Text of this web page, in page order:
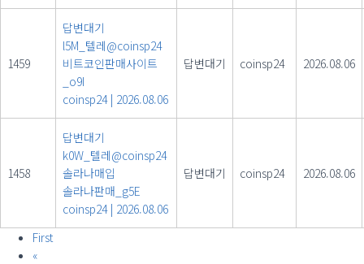
1459
답변대기
l5M_텔레@coinsp24
비트코인판매사이트
_o9I
coinsp24 | 2026.08.06
답변대기 coinsp24 2026.08.06
1458
답변대기
k0W_텔레@coinsp24
솔라나매입
솔라나판매_g5E
coinsp24 | 2026.08.06
답변대기 coinsp24 2026.08.06
First
«